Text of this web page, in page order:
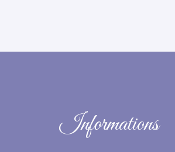
Informations